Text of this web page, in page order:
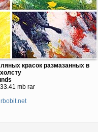
красок размазанных в
mb rar